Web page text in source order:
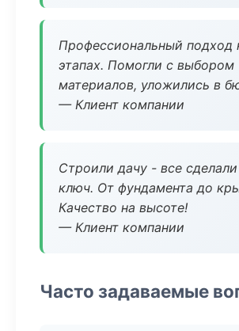
Профессиональный подход
этапах. Помогли с выбором
материалов, уложились в
— Клиент компании
Строили дачу - все
ключ. От фундамента до
Качество на высоте!
— Клиент компании
Часто задаваемые